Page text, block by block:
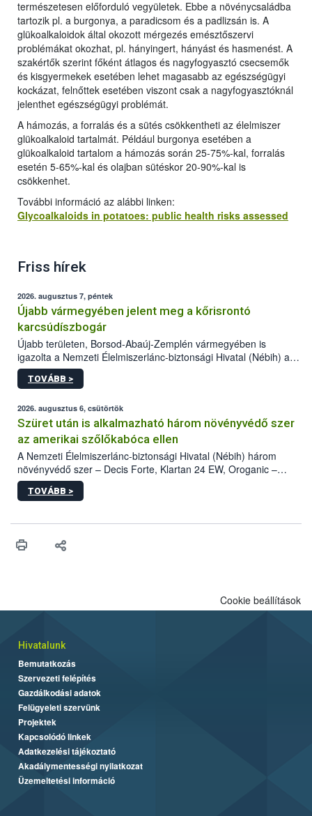
természetesen előforduló vegyületek. Ebbe a növénycsaládba
tartozik pl. a burgonya, a paradicsom és a padlizsán is. A
glükoalkaloidok által okozott mérgezés emésztőszervi
problémákat okozhat, pl. hányingert, hányást és hasmenést. A
szakértők szerint főként átlagos és nagyfogyasztó csecsemők
és kisgyermekek esetében lehet magasabb az egészségügyi
kockázat, felnőttek esetében viszont csak a nagyfogyasztóknál
jelenthet egészségügyi problémát.
A hámozás, a forralás és a sütés csökkentheti az élelmiszer
glükoalkaloid tartalmát. Például burgonya esetében a
glükoalkaloid tartalom a hámozás során 25-75%-kal, forralás
esetén 5-65%-kal és olajban sütéskor 20-90%-kal is
csökkenhet.
További információ az alábbi linken:
Glycoalkaloids in potatoes: public health risks assessed
Friss hírek
2026. augusztus 7, péntek
Újabb vármegyében jelent meg a kőrisrontó
karcsúdíszbogár
Újabb területen, Borsod-Abaúj-Zemplén vármegyében is
igazolta a Nemzeti Élelmiszerlánc-biztonsági Hivatal (Nébih) a
kőrisrontó karcsúdíszbogár (Agrilus planipennis) jelenlétét. A
kártevőt nem csak színcsapdában találták meg, de már fertőzött
az intenzív felderítést, emellett az intézkedéseket a szlovák
hatósággal is összehangolják a terjedés megállítása érdekében.
TOVÁBB >
2026. augusztus 6, csütörtök
Szüret után is alkalmazható három növényvédő szer
az amerikai szőlőkabóca ellen
A Nemzeti Élelmiszerlánc-biztonsági Hivatal (Nébih) három
növényvédő szer – Decis Forte, Klartan 24 EW, Oroganic –
engedélyokiratát módosította, így azok a szüretet követően,
egészen a vesszőérettség (BBCH 91) stádiumáig
érésű szőlőkben is legyen lehetőség a károsító elleni további
felhasználók számára is elérhető és ökológiai termesztésben is
TOVÁBB >
Cookie beállítások
Hivatalunk
Bemutatkozás
Szervezeti felépítés
Gazdálkodási adatok
Felügyeleti szervünk
Projektek
Kapcsolódó linkek
Adatkezelési tájékoztató
Akadálymentességi nyilatkozat
Üzemeltetési információ